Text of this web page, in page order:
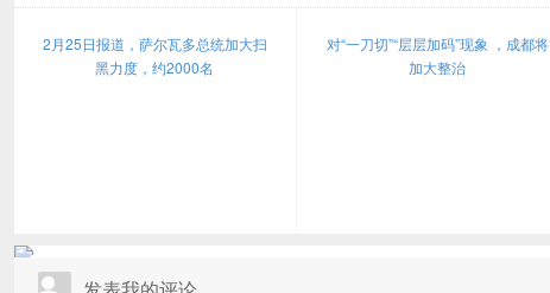
2月25日报道，萨尔瓦多总统加大扫
黑力度，约2000名
对“一刀切”“层层加码”现象 ，成都将
加大整治